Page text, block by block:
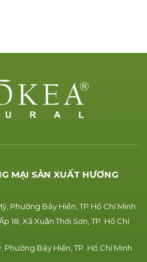
MẠI SẢN XUẤT HƯƠNG
Phường Bảy Hiền, TP Hồ Chí Minh
18, Xã Xuân Thới Sơn, TP. Hồ Chí
Phường Bảy Hiền, TP. Hồ Chí Minh